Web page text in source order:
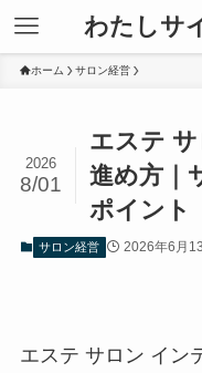
わたしサ
ホーム サロン経営
エステ
進め方｜
ポイント
2026
8/01
サロン経営 2026年6月
エステ サロン イン